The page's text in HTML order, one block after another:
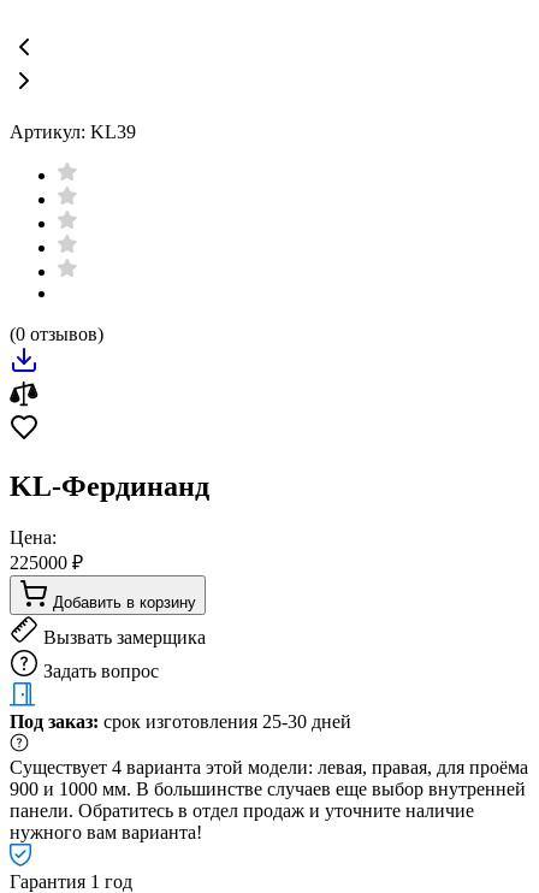
Артикул: KL39
(0 отзывов)
KL-Фердинанд
Цена:
225000 ₽
Добавить в корзину
Вызвать замерщика
Задать вопрос
Под заказ: срок изготовления 25-30 дней
Существует 4 варианта этой модели: левая, правая, для проёма
900 и 1000 мм. В большинстве случаев еще выбор внутренней
панели. Обратитесь в отдел продаж и уточните наличие
нужного вам варианта!
Гарантия 1 год